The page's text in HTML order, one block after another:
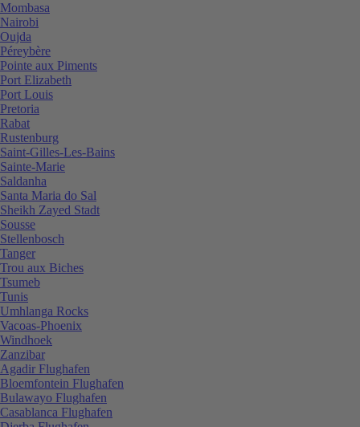
Mombasa
Nairobi
Oujda
Péreybère
Pointe aux Piments
Port Elizabeth
Port Louis
Pretoria
Rabat
Rustenburg
Saint-Gilles-Les-Bains
Sainte-Marie
Saldanha
Santa Maria do Sal
Sheikh Zayed Stadt
Sousse
Stellenbosch
Tanger
Trou aux Biches
Tsumeb
Tunis
Umhlanga Rocks
Vacoas-Phoenix
Windhoek
Zanzibar
Agadir Flughafen
Bloemfontein Flughafen
Bulawayo Flughafen
Casablanca Flughafen